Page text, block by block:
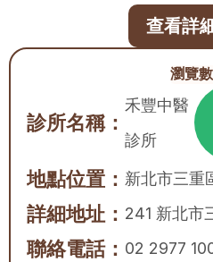
瀏覽
診所名稱：
禾豐中醫
診所
地點位置： 新北市三重
詳細地址： 241 新北市
聯絡電話： 02 2977
查看詳